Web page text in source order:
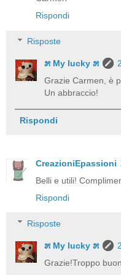
Rispondi
Risposte
೫ My lucky ೫
Grazie Carmen, è
Un abbraccio!
Rispondi
CreazioniEpassioni
Belli e utili!
Rispondi
Risposte
೫ My lucky ೫
Grazie!Troppo